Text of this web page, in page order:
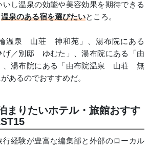
し温泉の効能や美容効果を期待できる
温泉のある宿を選びたいところ。
温泉 山荘 神和苑」、湯布院にある
げ／別邸 ゆむた」、湯布院にある「由
、湯布院にある「由布院温泉 山荘 無
あるのでおすすめだ。
まりたいホテル・旅館おすす
行経験が豊富な編集部と外部のローカル